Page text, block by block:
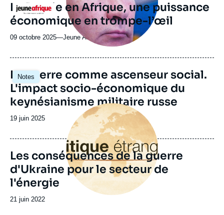
Logo
La Russie en Afrique, une puissance
économique en trompe-l’œil
09 octobre 2025—Nom
journal,
ou
émission
Jeune Afrique
Notes
Image
principale
La guerre comme ascenseur social.
L'impact socio-économique du
keynésianisme militaire russe
Date
publication
19 juin 2025
Image
principale
Les conséquences de la guerre
d'Ukraine pour le secteur de
l'énergie
Date
21 juin 2022